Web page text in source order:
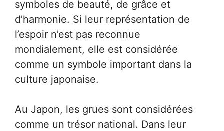
symboles de beauté, de grâce et
d’harmonie. Si leur représentation de
l’espoir n’est pas reconnue
mondialement, elle est considérée
comme un symbole important dans la
culture japonaise.
Au Japon, les grues sont considérées
comme un trésor national. Dans leur